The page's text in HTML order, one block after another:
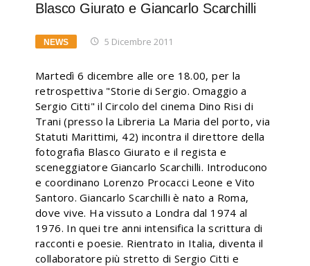
Blasco Giurato e Giancarlo Scarchilli
NEWS 5 Dicembre 2011
Martedì 6 dicembre alle ore 18.00, per la
retrospettiva "Storie di Sergio. Omaggio a
Sergio Citti" il Circolo del cinema Dino Risi di
Trani (presso la Libreria La Maria del porto, via
Statuti Marittimi, 42) incontra il direttore della
fotografia Blasco Giurato e il regista e
sceneggiatore Giancarlo Scarchilli. Introducono
e coordinano Lorenzo Procacci Leone e Vito
Santoro.Giancarlo Scarchilli è nato a Roma,
dove vive. Ha vissuto a Londra dal 1974 al
1976. In quei tre anni intensifica la scrittura di
racconti e poesie. Rientrato in Italia, diventa il
collaboratore più stretto di Sergio Citti e